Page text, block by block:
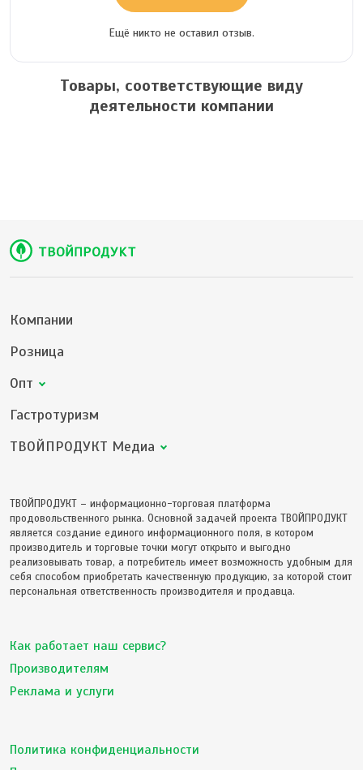
Ещё никто не оставил отзыв.
Товары, соответствующие виду
деятельности компании
Компании
Розница
Опт
Гастротуризм
ТВОЙПРОДУКТ Медиа
ТВОЙПРОДУКТ – информационно-торговая платформа
продовольственного рынка. Основной задачей проекта ТВОЙПРОДУКТ
является создание единого информационного поля, в котором
производитель и торговые точки могут открыто и выгодно
реализовывать товар, а потребитель имеет возможность удобным для
себя способом приобретать качественную продукцию, за которой стоит
персональная ответственность производителя и продавца.
Как работает наш сервис?
Производителям
Реклама и услуги
Политика конфиденциальности